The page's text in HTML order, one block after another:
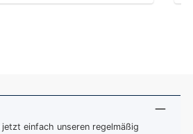
jetzt einfach unseren regelmäßig